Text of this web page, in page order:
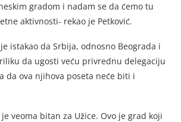
gradom i nadam se da ćemo tu
aktivnosti- rekao je Petković.
istakao da Srbija, odnosno Beograda i
da ugosti veću privrednu delegaciju
da ova njihova poseta neće biti i
veoma bitan za Užice. Ovo je grad koji